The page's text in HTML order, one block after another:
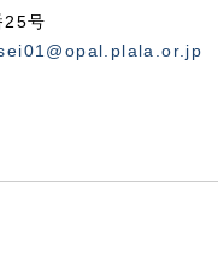
号